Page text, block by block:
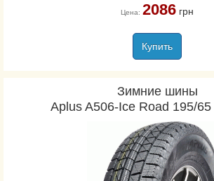
Цена: 2086грн
Купить
Зимние шины
Aplus A506-Ice Road 195/